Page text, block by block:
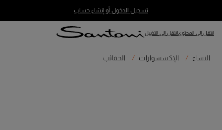
تسجيل الدخول أو إنشاء حساب
انتقل إلى المحتوىانتقل إلى التذييل
النساء الإكسسوارات الحقائب